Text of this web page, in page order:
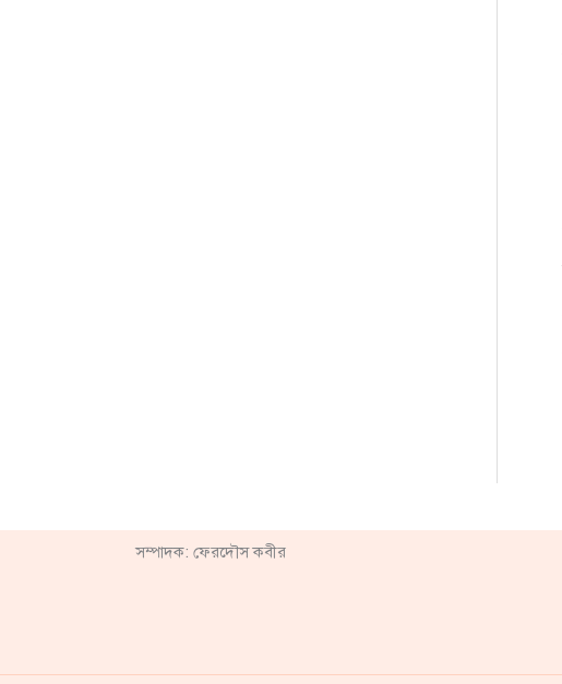
সম্পাদক: ফেরদৌস কবীর